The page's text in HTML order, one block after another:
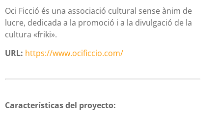
Oci Ficció és una associació cultural sense ànim de
lucre, dedicada a la promoció i a la divulgació de la
cultura «friki».
URL: https://www.ocificcio.com/
Características del proyecto: